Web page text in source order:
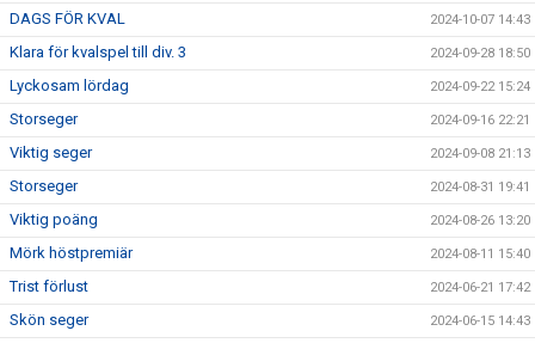
DAGS FÖR KVAL 2024-10-07 14:43
Klara för kvalspel till div. 3 2024-09-28 18:50
Lyckosam lördag 2024-09-22 15:24
Storseger 2024-09-16 22:21
Viktig seger 2024-09-08 21:13
Storseger 2024-08-31 19:41
Viktig poäng 2024-08-26 13:20
Mörk höstpremiär 2024-08-11 15:40
Trist förlust 2024-06-21 17:42
Skön seger 2024-06-15 14:43